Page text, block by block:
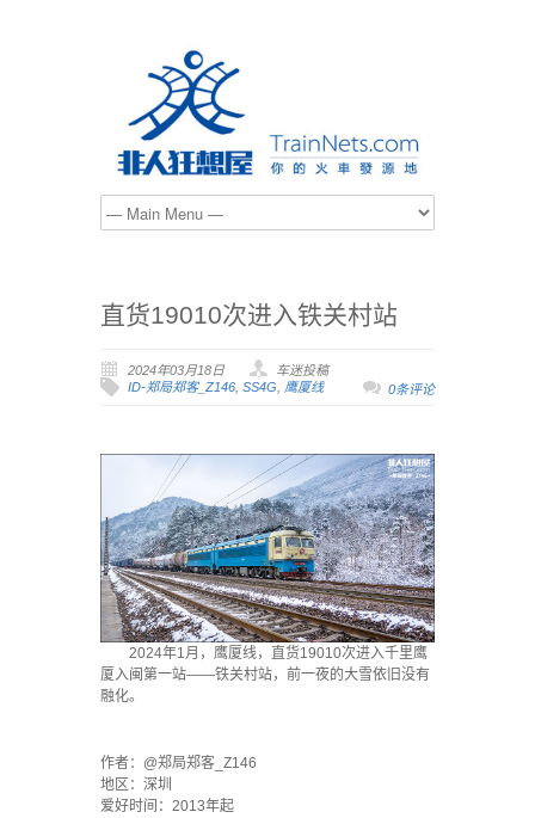
直货19010次进入铁关村站
2024年03月18日
车迷投稿
ID-郑局郑客_Z146, SS4G, 鹰厦线 0条评论
2024年1月，鹰厦线，直货19010次进入千里鹰
厦入闽第一站——铁关村站，前一夜的大雪依旧没有
融化。
作者：@郑局郑客_Z146
地区：深圳
爱好时间：2013年起